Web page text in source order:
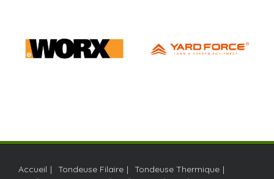
Accueil Tondeuse Filaire
Tondeuse Thermique